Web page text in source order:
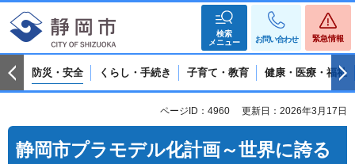
検索
メニュー
お問い合わせ 緊急情報
防災・安全 くらし・手続き 子育て・教育 健康・医療・福祉
ページID：4960 更新日：2026年3月17日
静岡市プラモデル化計画～世界に誇る